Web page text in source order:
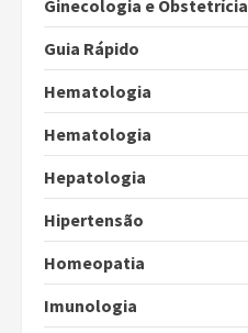
Ginecologia e Obstetrícia
Guia Rápido
Hematologia
Hematologia
Hepatologia
Hipertensão
Homeopatia
Imunologia